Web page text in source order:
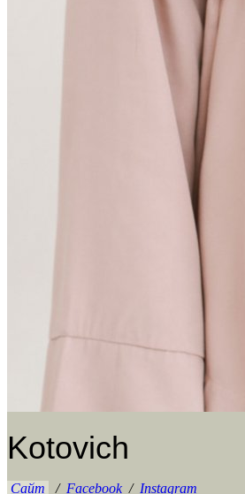
Kotovich
Сайт / Facebook/ Instagram